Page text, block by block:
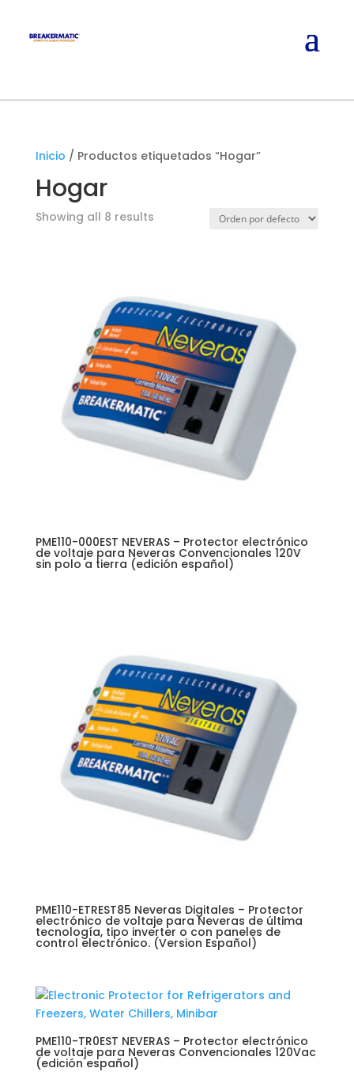
Inicio / Productos etiquetados “Hogar”
Hogar
Showing all 8 results
PME110-000EST NEVERAS – Protector electrónico
de voltaje para Neveras Convencionales 120V
sin polo a tierra (edición español)
PME110-ETREST85 Neveras Digitales – Protector
electrónico de voltaje para Neveras de última
tecnología, tipo inverter o con paneles de
control electrónico. (Version Español)
PME110-TR0EST NEVERAS – Protector electrónico
de voltaje para Neveras Convencionales 120Vac
(edición español)